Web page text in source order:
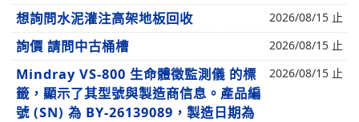
想詢問水泥灌注高架地板回收 2026/08/15 止
詢價 請問中古桶槽 2026/08/15 止
Mindray VS-800 生命體徵監測儀 的標
籤，顯示了其型號與製造商信息。產品編
號 (SN) 為 BY-26139089，製造日期為
2026/08/15 止